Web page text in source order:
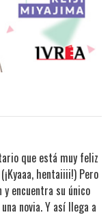
que está muy feliz
hentaiiii!) Pero
y encuentra su único
novia. Y así llega a